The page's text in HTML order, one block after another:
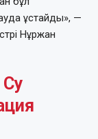
ұстайды», —
Нұржан
Су